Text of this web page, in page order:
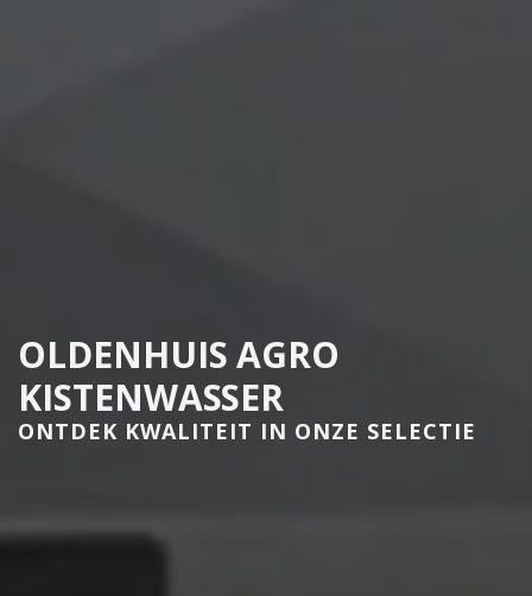
OLDENHUIS AGRO
KISTENWASSER
ONTDEK KWALITEIT IN ONZE SELECTIE